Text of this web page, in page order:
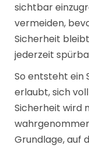
sichtbar
vermeiden,
Sicherheit
jederzeit
So entsteht ein
erlaubt, sich
Sicherheit wird
Grundlage, auf